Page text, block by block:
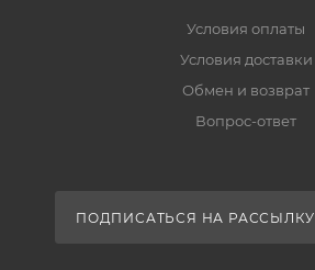
Условия оплаты
Условия доставки
Обмен и возврат
Вопрос-ответ
ПОДПИСАТЬСЯ НА РАССЫЛКУ